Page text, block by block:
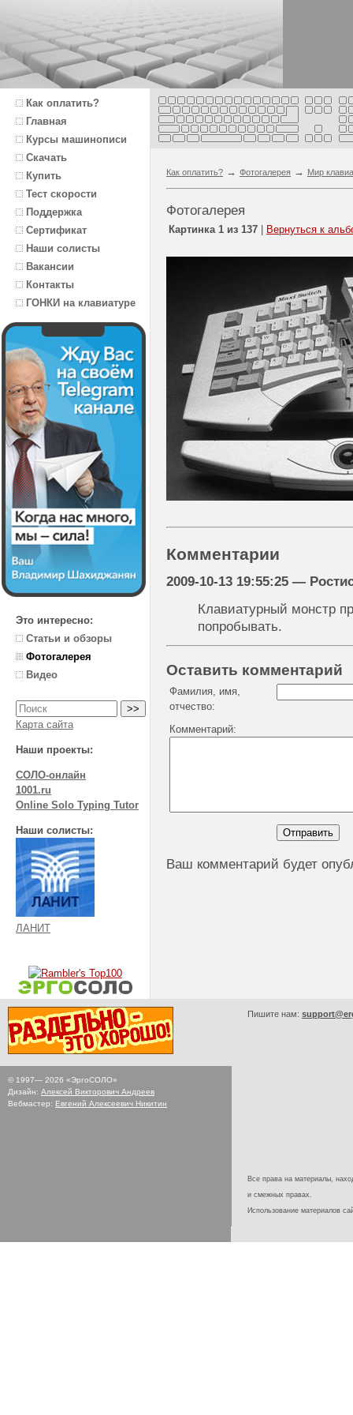
Как оплатить?
Главная
Курсы машинописи
Скачать
Купить
Тест скорости
Поддержка
Сертификат
Наши солисты
Вакансии
Контакты
ГОНКИ на клавиатуре
Это интересно:
Статьи и обзоры
Фотогалерея
Видео
Карта сайта
Наши проекты:
СОЛО-онлайн
1001.ru
Online Solo Typing Tutor
Наши солисты:
ЛАНИТ
Как оплатить? → Фотогалерея → Мир
Фотогалерея
Картинка 1 из 137 | Вернуться к
Комментарии
2009-10-13 19:55:25 —
Клавиатурный монстр
попробывать.
Оставить комментарий
Фамилия, имя,
отчество:
Комментарий:
Ваш комментарий будет
© 1997— 2026 «ЭргоСОЛО»
Дизайн: Алексей Викторович Андреев
Вебмастер: Евгений Алексеевич Никитин
Пишите нам:
Все права на материалы,
и смежных правах.
Использование материалов